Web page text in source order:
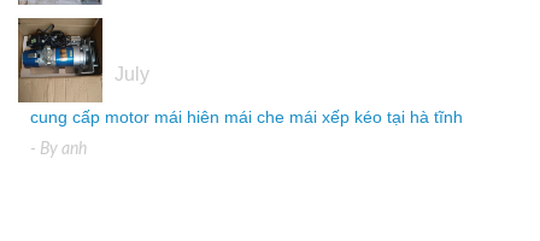
July
cung cấp motor mái hiên mái che mái xếp kéo tại hà tĩnh
- By anh